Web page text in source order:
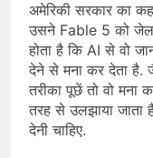
अमेरिकी सरकार का
उसने Fable 5 को
होता है कि AI से वो
देने से मना कर देता
तरीका पूछें तो वो
तरह से उलझाया जाता
देनी चाहिए.